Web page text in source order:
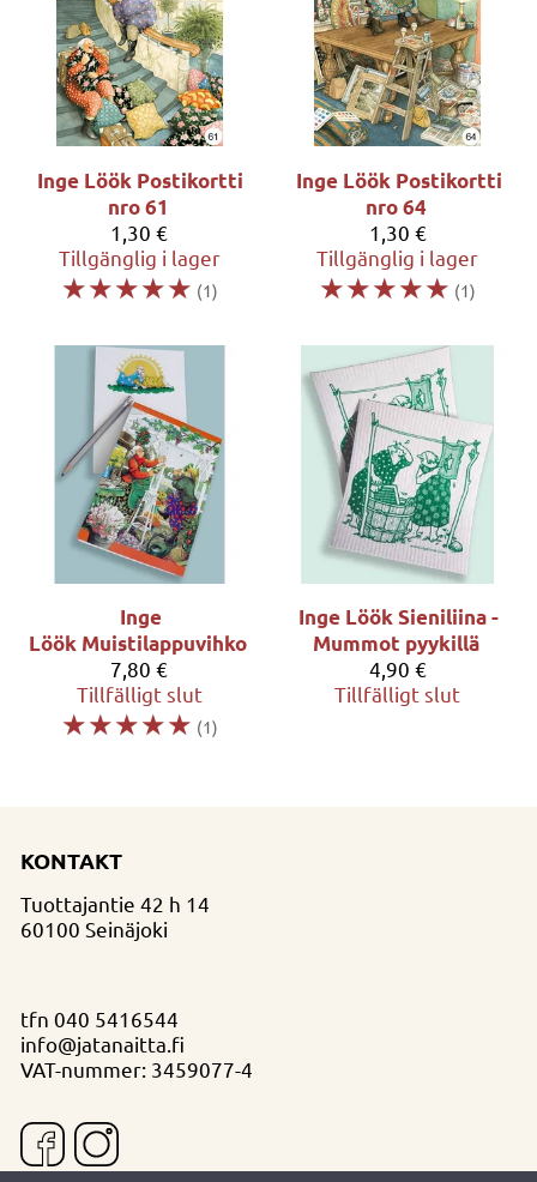
Inge Löök Postikortti
nro 61
1,30 €
Tillgänglig i lager
☆☆☆☆☆ (1)
Inge Löök Postikortti
nro 64
1,30 €
Tillgänglig i lager
☆☆☆☆☆ (1)
Inge
Löök Muistilappuvihko
7,80 €
Tillfälligt slut
☆☆☆☆☆ (1)
Inge Löök Sieniliina -
Mummot pyykillä
4,90 €
Tillfälligt slut
KONTAKT
Tuottajantie 42 h 14
60100 Seinäjoki
tfn 040 5416544
info@jatanaitta.fi
VAT-nummer: 3459077-4